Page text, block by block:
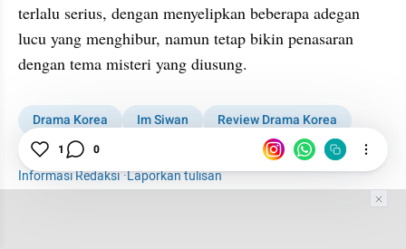
terlalu serius, dengan menyelipkan beberapa adegan
lucu yang menghibur, namun tetap bikin penasaran
dengan tema misteri yang diusung.
Drama Korea Im Siwan
Review Drama Korea
K-Pop
Hallyu
Informasi Redaksi·Laporkan tulisan
1 0